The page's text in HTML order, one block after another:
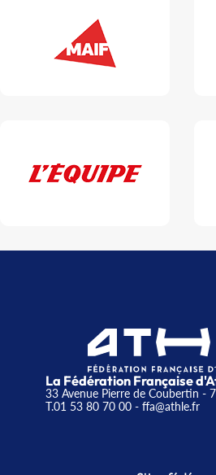
La Fédération Française
33 Avenue Pierre de Coubertin -
T.01 53 80 70 00- ffa@athle.fr